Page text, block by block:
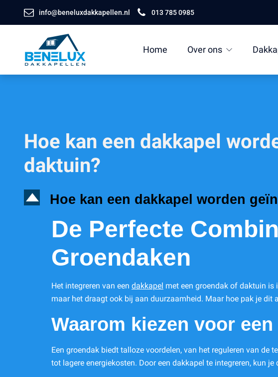
info@beneluxdakkapellen.nl 013 785 0985
Home Over ons
Hoe kan een dakkapel
daktuin?
D Hoe kan een dakkapel worden
De Perfecte
Groendaken
Het integreren van een dakkapel met een groendak of daktuin is
maar het draagt ook bij aan duurzaamheid. Maar hoe pak je dit
Waarom kiezen voor
Een groendak biedt talloze voordelen, van het reguleren van
tot lagere energiekosten. Door een dakkapel te integreren, kun